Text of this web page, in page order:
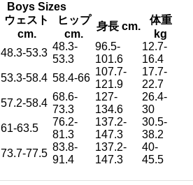
Boys Sizes
ウェスト
cm.
ヒップ
cm.
身長 cm.
体重
kg
48.3-53.3
48.3-
53.3
96.5-
101.6
12.7-
16.4
53.3-58.4 58.4-66
107.7-
121.9
17.7-
22.7
57.2-58.4
68.6-
73.3
127-
134.6
26.4-
30
61-63.5
76.2-
81.3
137.2-
147.3
30.5-
38.2
73.7-77.5
83.8-
91.4
137.2-
147.3
40-
45.5